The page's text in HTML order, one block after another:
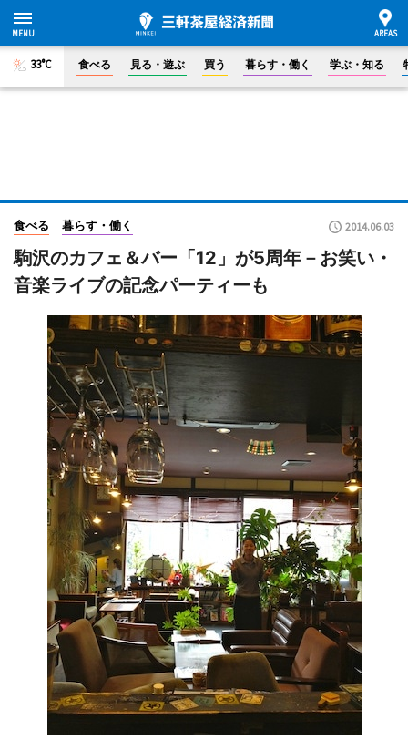
33°C 食べる 見る・遊ぶ 買う 暮らす・働く 学ぶ・知る
食べる 暮らす・働く 2014.06.03
駒沢のカフェ＆バー「12」が5周年－お笑い・
音楽ライブの記念パーティーも